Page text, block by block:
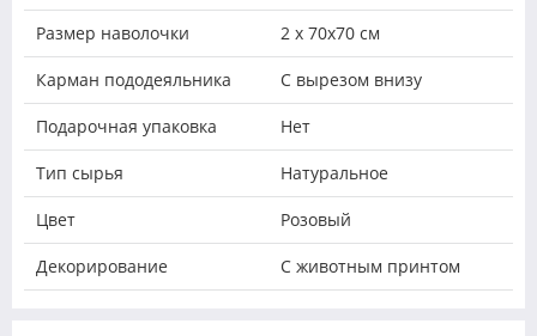
Размер наволочки 2 х 70х70 см
Карман пододеяльника С вырезом внизу
Подарочная упаковка Нет
Тип сырья Натуральное
Цвет Розовый
Декорирование С животным принтом